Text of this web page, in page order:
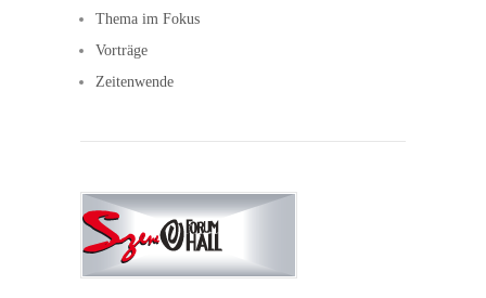
Thema im Fokus
Vorträge
Zeitenwende